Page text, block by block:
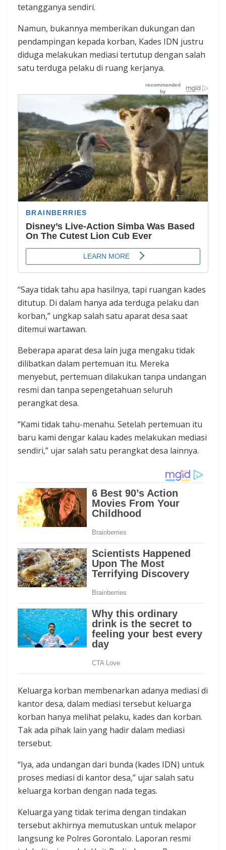
tetangganya sendiri.‎
Namun, bukannya memberikan dukungan dan
pendampingan kepada korban, Kades IDN justru
diduga melakukan mediasi tertutup dengan salah
satu terduga pelaku di ruang kerjanya.
‎‎“Saya tidak tahu apa hasilnya, tapi ruangan kades
ditutup. Di dalam hanya ada terduga pelaku dan
korban,” ungkap salah satu aparat desa saat
ditemui wartawan.
‎Beberapa aparat desa lain juga mengaku tidak
dilibatkan dalam pertemuan itu. Mereka
menyebut, pertemuan dilakukan tanpa undangan
resmi dan tanpa sepengetahuan seluruh
perangkat desa.‎
“Kami tidak tahu-menahu. Setelah pertemuan itu
baru kami dengar kalau kades melakukan mediasi
sendiri,” ujar salah satu perangkat desa lainnya.‎
Keluarga korban membenarkan adanya mediasi di
kantor desa, dalam mediasi tersebut keluarga
korban hanya melihat pelaku, kades dan korban.
Tak ada pihak lain yang hadir dalam mediasi
tersebut.‎
“Iya, ada undangan dari bunda (kades IDN) untuk
proses mediasi di kantor desa,” ujar salah satu
keluarga korban dengan nada tegas.‎
Keluarga yang tidak terima dengan tindakan
tersebut akhirnya memutuskan untuk melapor
langsung ke Polres Gorontalo. Laporan resmi